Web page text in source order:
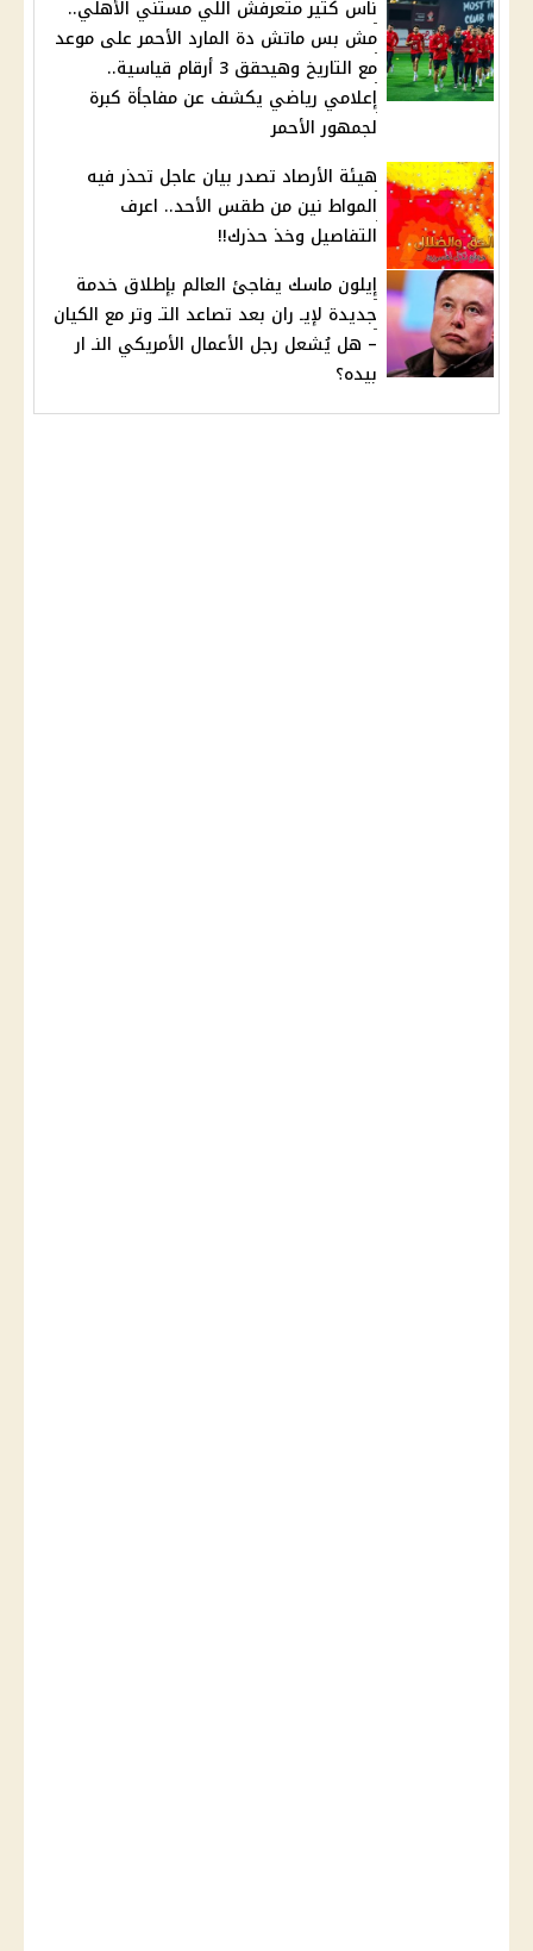
ناس كتير متعرفش اللي مستني الأهلي..
مش بس ماتش دة المارد الأحمر على موعد
مع التاريخ وهيحقق 3 أرقام قياسية..
إعلامي رياضي يكشف عن مفاجأة كبرة
لجمهور الأحمر
هيئة الأرصاد تصدر بيان عاجل تحذر فيه
المواط نين من طقس الأحد.. اعرف
التفاصيل وخذ حذرك!!
إيلون ماسك يفاجئ العالم بإطلاق خدمة
جديدة لإيـ ران بعد تصاعد التـ وتر مع الكيان
– هل يُشعل رجل الأعمال الأمريكي النـ ار
بيده؟